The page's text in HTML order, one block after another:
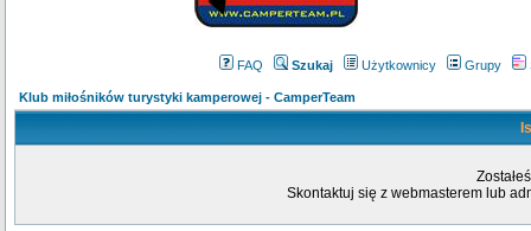
FAQ Szukaj Użytkownicy Grupy
Klub miłośników turystyki kamperowej - CamperTeam
Skontaktuj się z webmasterem lub